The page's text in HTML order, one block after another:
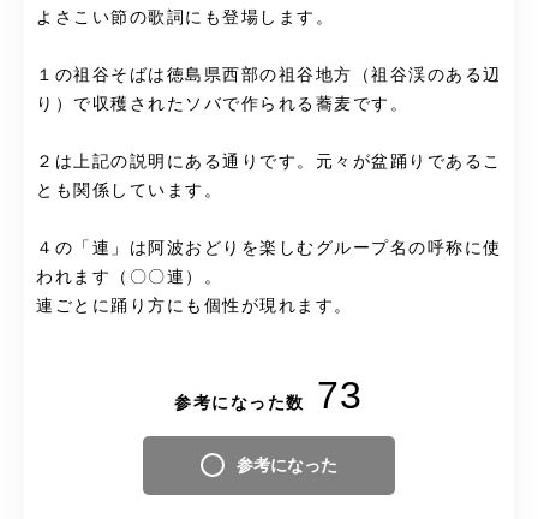
よさこい節の歌詞にも登場します。
１の祖谷そばは徳島県西部の祖谷地方（祖谷渓のある辺
り）で収穫されたソバで作られる蕎麦です。
２は上記の説明にある通りです。元々が盆踊りであるこ
とも関係しています。
４の「連」は阿波おどりを楽しむグループ名の呼称に使
われます（〇〇連）。
連ごとに踊り方にも個性が現れます。
参考になった数 73
参考になった